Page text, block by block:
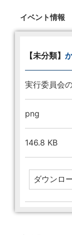
イベント情報
【未分類】
実行委員会
png
146.8 KB